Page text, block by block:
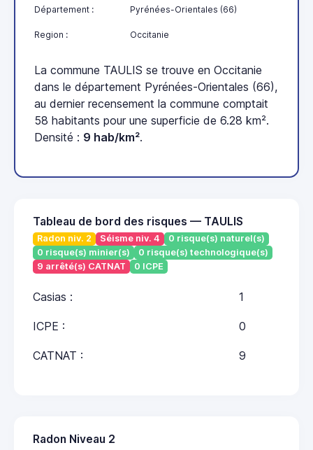
Département : Pyrénées-Orientales (66)
Region : Occitanie
La commune TAULIS se trouve en Occitanie
dans le département Pyrénées-Orientales (66),
au dernier recensement la commune comptait
58 habitants pour une superficie de 6.28 km².
Densité : 9 hab/km².
Tableau de bord des risques — TAULIS
Radon niv. 2 Séisme niv. 4
0 risque(s) naturel(s)
0 risque(s) minier(s)
0 risque(s) technologique(s)
9 arrêté(s) CATNAT
0 ICPE
Casias : 1
ICPE : 0
CATNAT : 9
Radon Niveau 2